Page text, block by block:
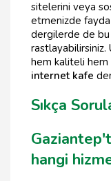
sitelerini veya
etmenizde fayda
dergilerde de bu
rastlayabilirsiniz.
hem kaliteli
internet kafe
Sıkça
hangi